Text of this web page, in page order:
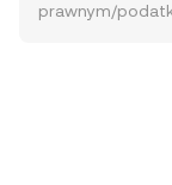
prawnym/